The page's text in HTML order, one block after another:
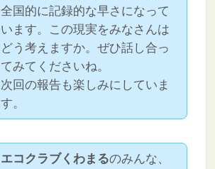
全国的に記録的な早さになって
います。この現実をみなさんは
どう考えますか。ぜひ話し合っ
てみてくださいね。
次回の報告も楽しみにしていま
す。
エコクラブくわまるのみんな、